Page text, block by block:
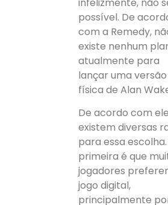
possível. De
com a Remedy,
existe nenhum
atualmente para
lançar uma versão
física de Alan
De acordo com
existem diversas
para essa escolha.
primeira é que
jogadores
jogo digital,
principalmente